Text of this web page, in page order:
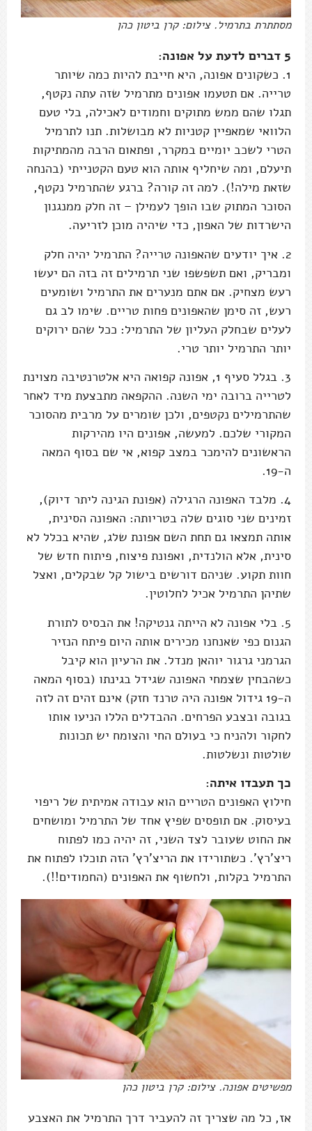
מסתתרת בתרמיל. צילום: קרן ביטון כהן
5 דברים לדעת על אפונה:
1. כשקונים אפונה, היא חייבת להיות כמה שיותר
טרייה. אם תטעמו אפונים מתרמיל שזה עתה נקטף,
תגלו שהם ממש מתוקים וחמודים לאכילה, בלי טעם
הלוואי שמאפיין קטניות לא מבושלות. תנו לתרמיל
הטרי לשכב יומיים במקרר, ופתאום הרבה מהמתיקות
תיעלם, ומה שיחליף אותה הוא טעם הקטנייתי (בהנחה
שזאת מילה!). למה זה קורה? ברגע שהתרמיל נקטף,
הסוכר המתוק שבו הופך לעמילן – זה חלק ממנגנון
הישרדות של האפון, כדי שיהיה מוכן לזריעה.
2. איך יודעים שהאפונה טרייה? התרמיל יהיה חלק
ומבריק, ואם תשפשפו שני תרמילים זה בזה הם יעשו
רעש מצחיק. אם אתם מנערים את התרמיל ושומעים
רעש, זה סימן שהאפונים פחות טריים. שימו לב גם
לעלים שבחלק העליון של התרמיל: ככל שהם ירוקים
יותר התרמיל יותר טרי.
3. בגלל סעיף 1, אפונה קפואה היא אלטרנטיבה מצוינת
לטרייה ברובה ימי השנה. ההקפאה מתבצעת מיד לאחר
שהתרמילים נקטפים, ולכן שומרים על מרבית מהסוכר
המקורי שלכם. למעשה, אפונים היו מהירקות
הראשונים להימכר במצב קפוא, אי שם בסוף המאה
ה-19.
4. מלבד האפונה הרגילה (אפונת הגינה ליתר דיוק),
זמינים שני סוגים שלה בטריותה: האפונה הסינית,
אותה תמצאו גם תחת השם אפונת שלג, שהיא בכלל לא
סינית, אלא הולנדית, ואפונת פיצוח, פיתוח חדש של
חוות תקוע. שניהם דורשים בישול קל שבקלים, ואצל
שתיהן התרמיל אכיל לחלוטין.
5. בלי אפונה לא הייתה גנטיקה! את הבסיס לתורת
הגנום כפי שאנחנו מכירים אותה היום פיתח הנזיר
הגרמני גרגור יוהאן מנדל. את הרעיון הוא קיבל
כשהבחין שצמחי האפונה שגידל בגינתו (בסוף המאה
ה-19 גידול אפונה היה טרנד חזק) אינם זהים זה לזה
בגובה ובצבע הפרחים. ההבדלים הללו הניעו אותו
לחקור ולהניח כי בעולם החי והצומח יש תכונות
שולטות ונשלטות.
כך תעבדו איתה:
חילוץ האפונים הטריים הוא עבודה אמיתית של ריפוי
בעיסוק. אם תופסים שפיץ אחד של התרמיל ומושחים
את החוט שעובר לצד השני, זה יהיה כמו לפתוח
ריצ'רץ'. כשתורידו את הריצ'רץ' הזה תוכלו לפתוח את
התרמיל בקלות, ולחשוף את האפונים (החמודים!!).
מפשיטים אפונה. צילום: קרן ביטון כהן
אז, כל מה שצריך זה להעביר דרך התרמיל את האצבע